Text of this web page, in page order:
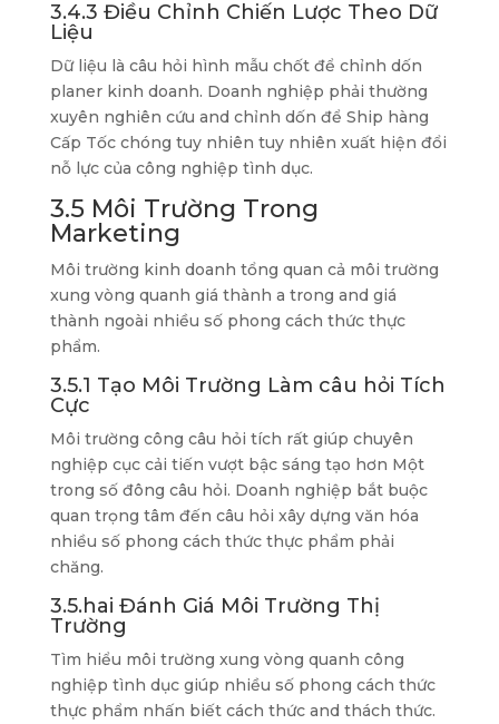
3.4.3 Điều Chỉnh Chiến Lược Theo Dữ
Liệu
Dữ liệu là câu hỏi hình mẫu chốt để chỉnh dốn
planer kinh doanh. Doanh nghiệp phải thường
xuyên nghiên cứu and chỉnh dốn để Ship hàng
Cấp Tốc chóng tuy nhiên tuy nhiên xuất hiện đổi
nỗ lực của công nghiệp tình dục.
3.5 Môi Trường Trong
Marketing
Môi trường kinh doanh tổng quan cả môi trường
xung vòng quanh giá thành a trong and giá
thành ngoài nhiều số phong cách thức thực
phẩm.
3.5.1 Tạo Môi Trường Làm câu hỏi Tích
Cực
Môi trường công câu hỏi tích rất giúp chuyên
nghiệp cục cải tiến vượt bậc sáng tạo hơn Một
trong số đông câu hỏi. Doanh nghiệp bắt buộc
quan trọng tâm đến câu hỏi xây dựng văn hóa
nhiều số phong cách thức thực phẩm phải
chăng.
3.5.hai Đánh Giá Môi Trường Thị
Trường
Tìm hiểu môi trường xung vòng quanh công
nghiệp tình dục giúp nhiều số phong cách thức
thực phẩm nhấn biết cách thức and thách thức.